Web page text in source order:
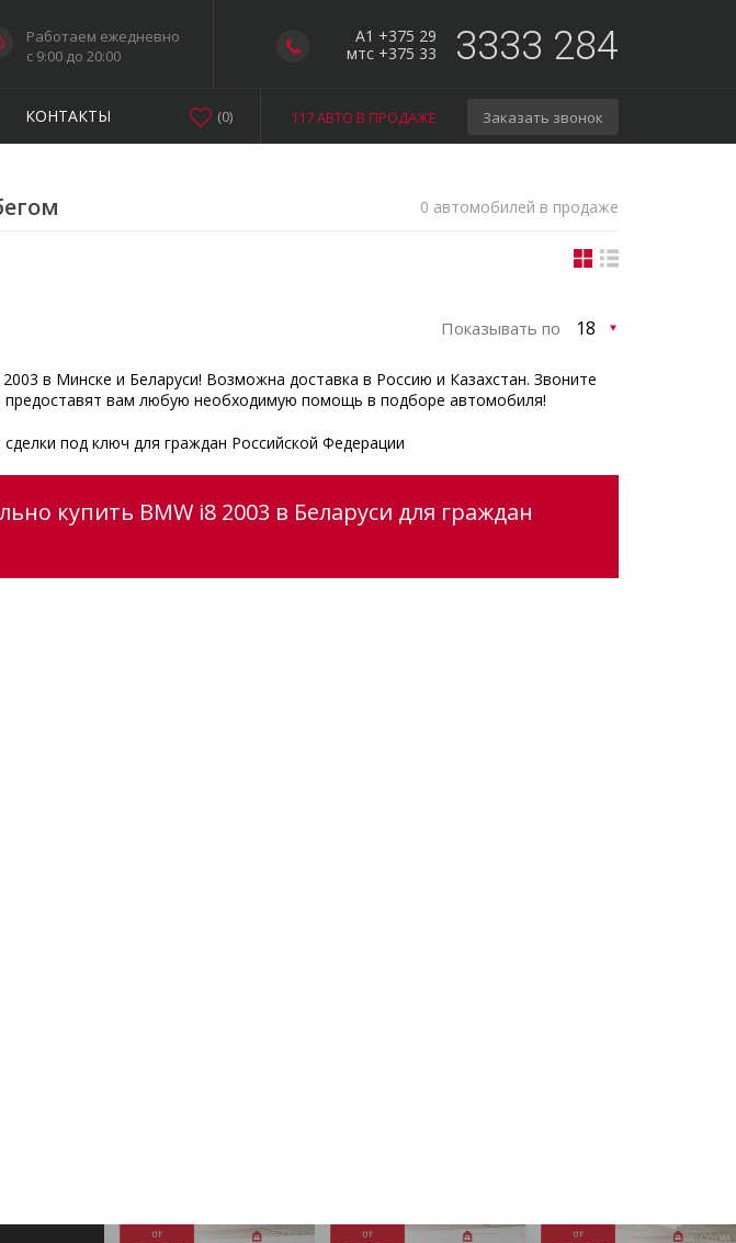
A1 +375 29
мтс +375 33
3333 284
Работаем ежедневно
c 9:00 до 20:00
КОНТАКТЫ 117 АВТО В ПРОДАЖЕ Заказать звонок
(0)
0 автомобилей в продаже
Показывать по
в Минске и Беларуси! Возможна доставка в Россию и Казахстан. Звоните
вам любую необходимую помощь в подборе автомобиля!
под ключ для граждан Российской Федерации
купить BMW i8 2003 в Беларуси для граждан